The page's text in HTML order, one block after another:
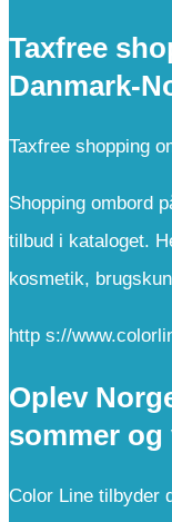
Taxfree
Danmark-
Taxfree shopping
Shopping ombord
tilbud i kataloget.
kosmetik,
http s://
Oplev
sommer og
Color Line tilbyder